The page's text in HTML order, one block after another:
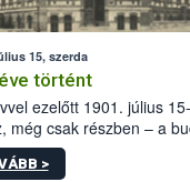
15, szerda
történt
ezelőtt 1901. július
még csak részben – a
állomás
alatti, Czigler Győző
>